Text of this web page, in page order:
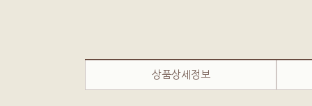
상품상세정보